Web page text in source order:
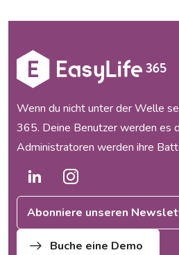
Unsere
mit
Wenn du nicht unter der Welle
365. Deine Benutzer werden es
Administratoren werden ihre
Abonniere unseren
Buche eine Demo